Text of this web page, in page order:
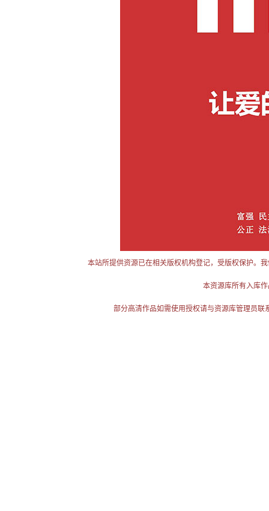
本站所提供资源已在相关版权机构登记，受版权保护。
本资源库所有入库
部分高清作品如需使用授权请与资源库管理员联